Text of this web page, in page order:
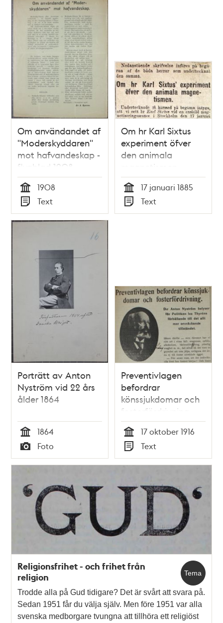
Om användandet af
"Moderskyddaren"
mot hafvandeskap -
flygblad 1908
Tid
1908
Typ
Text
Om hr Karl Sixtus
experiment öfver
den animala
magnetismen -
insändare 1885
Tid
17 januari 1885
Typ
Text
Porträtt av Anton
Nyström vid 22 års
ålder 1864
Tid
1864
Typ
Foto
Preventivlagen
befordrar
könssjukdomar och
fosterfördrivning -
intervju med Dr
Anton Nyström 1916
Tid
17 oktober 1916
Typ
Text
Tema
Religionsfrihet - och frihet från
religion
Trodde alla på Gud tidigare? Det är svårt att svara på.
Sedan 1951 får du välja själv. Men före 1951 var alla
svenska medborgare tvungna att tillhöra ett religiöst